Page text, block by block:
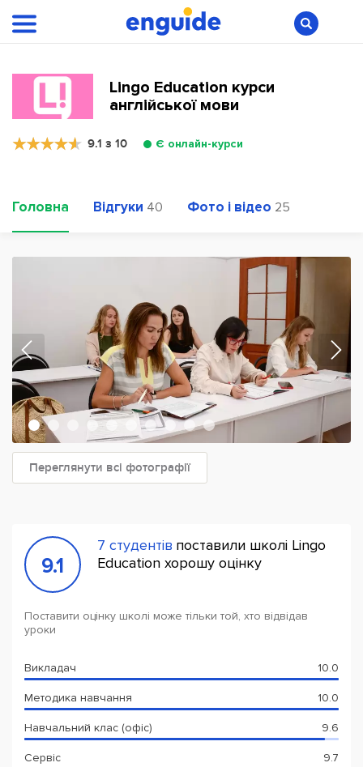
Lingo Education курси
англійської мови
9.1 з 10 Є онлайн-курси
Головна Відгуки 40 Фото і відео 25
Переглянути всі фотографії
9.1
7 студентів поставили школі Lingo
Education хорошу оцінку
Поставити оцінку школі може тільки той, хто відвідав
уроки
Викладач 10.0
Методика навчання 10.0
Навчальний клас (офіс) 9.6
Сервіс 9.7